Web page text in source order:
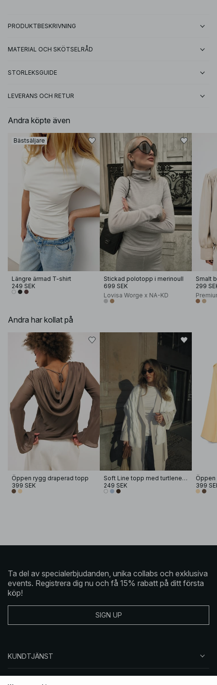
PRODUKTBESKRIVNING
MATERIAL OCH SKÖTSELRÅD
STORLEKSGUIDE
LEVERANS OCH RETUR
Andra köpte även
Bästsäljare
Längre ärmad T-shirt
249 SEK
Stickad polotopp i merinoull
699 SEK
Lovisa Worge x NA-KD
Smalt
299
Andra har kollat på
Öppen rygg draperad topp
399 SEK
Soft Line topp med turtleneck
249 SEK
399
Ta del av specialerbjudanden, unika collabs och exklusiva
events. Registrera dig nu och få 15% rabatt på ditt första
köp!
SIGN UP
KUNDTJÄNST